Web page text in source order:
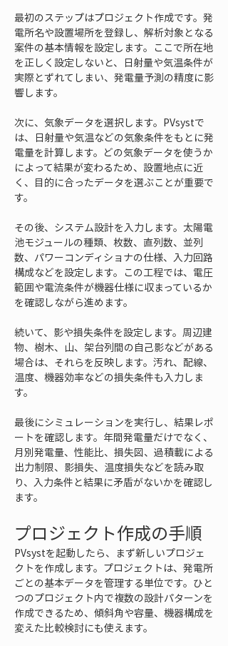
最初のステップはプロジェクト作成です。発
電所名や設置場所を登録し、解析対象となる
案件の基本情報を設定します。ここで所在地
を正しく設定しないと、日射量や気温条件が
実際とずれてしまい、発電量予測の精度に影
響します。
次に、気象データを選択します。PVsystで
は、日射量や気温などの気象条件をもとに発
電量を計算します。どの気象データを使うか
によって結果が変わるため、設置地点に近
く、目的に合ったデータを選ぶことが重要で
す。
その後、システム設計を入力します。太陽電
池モジュールの種類、枚数、直列数、並列
数、パワーコンディショナの仕様、入力回路
構成などを設定します。この工程では、電圧
範囲や電流条件が機器仕様に収まっているか
を確認しながら進めます。
続いて、影や損失条件を設定します。周辺建
物、樹木、山、架台列間の自己影などがある
場合は、それらを反映します。汚れ、配線、
温度、機器効率などの損失条件も入力しま
す。
最後にシミュレーションを実行し、結果レポ
ートを確認します。年間発電量だけでなく、
月別発電量、性能比、損失図、過積載による
出力制限、影損失、温度損失などを読み取
り、入力条件と結果に矛盾がないかを確認し
ます。
プロジェクト作成の手順
PVsystを起動したら、まず新しいプロジェ
クトを作成します。プロジェクトは、発電所
ごとの基本データを管理する単位です。ひと
つのプロジェクト内で複数の設計パターンを
作成できるため、傾斜角や容量、機器構成を
変えた比較検討にも使えます。